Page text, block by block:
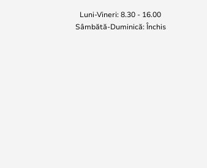
Luni-Vineri: 8.30 - 16.00
Sâmbătă-Duminică: Închis